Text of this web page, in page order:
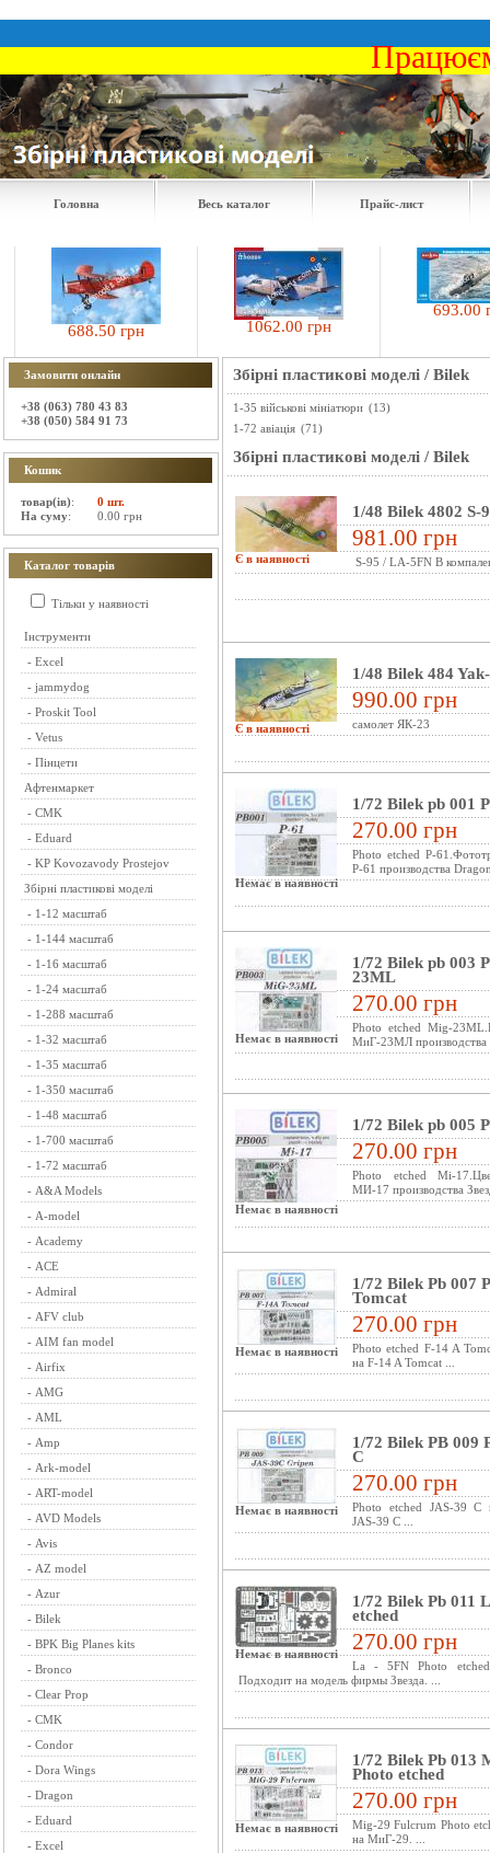
Головна Весь каталог Прайс-лист
688.50 грн 1062.00 грн
693.00 грн
Замовити онлайн
+38 (063) 780 43 83
+38 (050) 584 91 73
Кошик
товар(ів):
0 шт.
На суму: 0.00 грн
Каталог товарів
Тільки у наявності
Інструменти
- Excel
- jammydog
- Proskit Tool
- Vetus
- Пінцети
Афтенмаркет
- CMK
- Eduard
- KP Kovozavody Prostejov
Збірні пластикові моделі
- 1-12 масштаб
- 1-144 масштаб
- 1-16 масштаб
- 1-24 масштаб
- 1-288 масштаб
- 1-32 масштаб
- 1-35 масштаб
- 1-350 масштаб
- 1-48 масштаб
- 1-700 масштаб
- 1-72 масштаб
- A&A Models
- A-model
- Academy
- ACE
- Admiral
- AFV club
- AIM fan model
- Airfix
- AMG
- AML
- Amp
- Ark-model
- ART-model
- AVD Models
- Avis
- AZ model
- Azur
- Bilek
- BPK Big Planes kits
- Bronco
- Clear Prop
- CMK
- Condor
- Dora Wings
- Dragon
- Eduard
- Excel
Збірні пластикові моделі /Bilek
1-35 військові мініатюри (13)
1-72 авіація (71)
Збірні пластикові моделі /Bilek
Є в наявності
1/48 Bilek 4802 S-
981.00 грн
S-95 / LA-5FN В
Є в наявності
1/48 Bilek 484
990.00 грн
самолет ЯК-23
Немає в наявності
1/72 Bilek pb 001
270.00 грн
Photo etched P-
P-61 производства
Немає в наявності
1/72 Bilek pb 003
23ML
270.00 грн
Photo etched Mig-
МиГ-23МЛ производства
Немає в наявності
1/72 Bilek pb 005
270.00 грн
Photo etched Mi-
МИ-17 производства
Немає в наявності
1/72 Bilek Pb 007
Tomcat
270.00 грн
Photo etched F-14 A
на F-14 A Tomcat ...
Немає в наявності
1/72 Bilek PB 009
C
270.00 грн
Photo etched JAS-39 C
JAS-39 C ...
Немає в наявності
1/72 Bilek Pb 011
etched
270.00 грн
La - 5FN Photo etched.
Подходит на модель фирмы Звезда. ...
Немає в наявності
1/72 Bilek Pb 013
Photo etched
270.00 грн
Mig-29 Fulcrum Photo
на МиГ-29. ...